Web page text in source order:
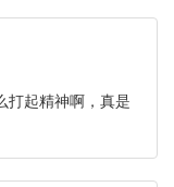
打起精神啊，真是